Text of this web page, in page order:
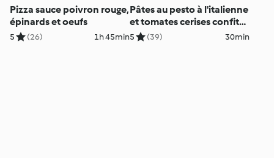
Pizza sauce poivron rouge,
épinards et oeufs
5 (26) 1h 45min
Pâtes au pesto à l'italienne
et tomates cerises confites
(végétarien)
5 (39) 30min